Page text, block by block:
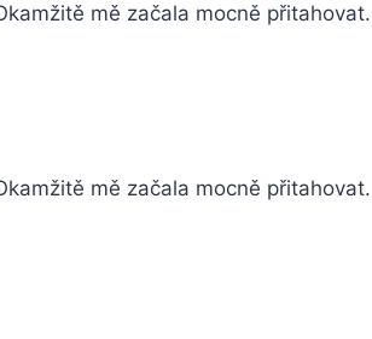
mě začala mocně přitahovat.
mě začala mocně přitahovat.